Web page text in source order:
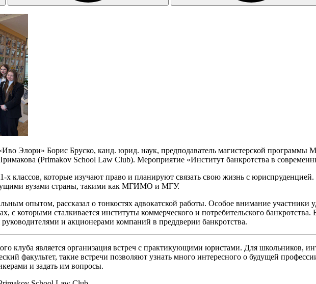
Элори» Борис Бруско, канд. юрид. наук, предподаватель магистерской
(Primakov School Law Club). Мероприятие «Институт банкротства в
х классов, которые изучают право и планируют связать свою жизнь с
вузами страны, такими как МГИМО и МГУ.
опытом, рассказал о тонкостях адвокатской работы. Особое внимание
с которыми сталкивается институты коммерческого и потребительского
руководителями и акционерами компаний в преддверии банкротства.
клуба является организация встреч с практикующими юристами. Для школьников,
факультет, такие встречи позволяют узнать много интересного о будущей
и задать им вопросы.